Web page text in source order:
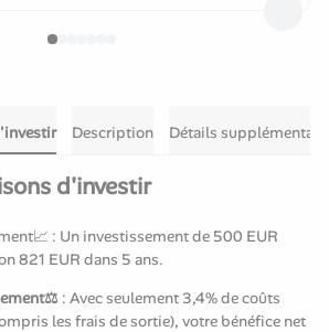
Description Détails
d'investir
: Un investissement de 500 EUR
821 EUR dans 5 ans.
: Avec seulement 3,4% de coûts
les frais de sortie), votre bénéfice net